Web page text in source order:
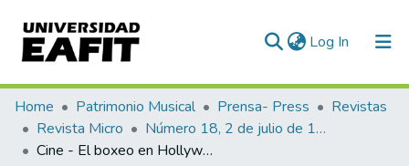
Log In (current)
Communities & Collections
All of DSpace
Home Patrimonio Musical Prensa- Press
Revistas
Revista Micro
Número 18, 2 de julio de 1940
Cine - El boxeo en Hollywood -